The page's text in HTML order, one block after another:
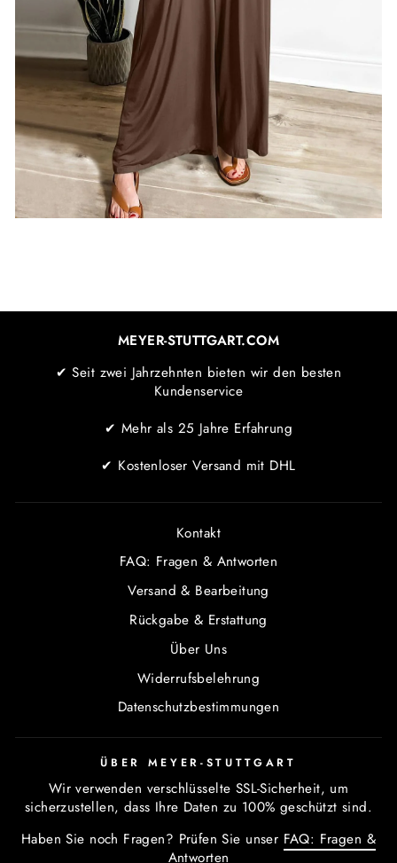
MEYER-STUTTGART.COM
✔ Seit zwei Jahrzehnten bieten wir den besten
Kundenservice
✔ Mehr als 25 Jahre Erfahrung
✔ Kostenloser Versand mit DHL
Kontakt
FAQ: Fragen & Antworten
Versand & Bearbeitung
Rückgabe & Erstattung
Über Uns
Widerrufsbelehrung
Datenschutzbestimmungen
ÜBER MEYER-STUTTGART
Wir verwenden verschlüsselte SSL-Sicherheit, um
sicherzustellen, dass Ihre Daten zu 100% geschützt sind.
Haben Sie noch Fragen? Prüfen Sie unser FAQ: Fragen &
Antworten